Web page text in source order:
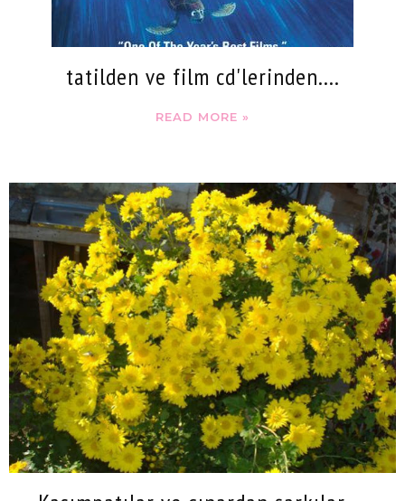
tatilden ve film cd'lerinden....
READ MORE »